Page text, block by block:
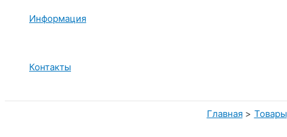
Информация
Контакты
Главная Товары